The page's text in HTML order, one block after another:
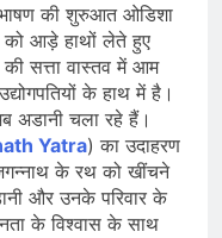
की शुरुआत ओडिशा
आड़े हाथों लेते हुए
सत्ता वास्तव में आम
के हाथ में है।
अडानी चला रहे हैं।
Yatra) का उदाहरण
के रथ को खींचने
और उनके परिवार के
के विश्वास के साथ